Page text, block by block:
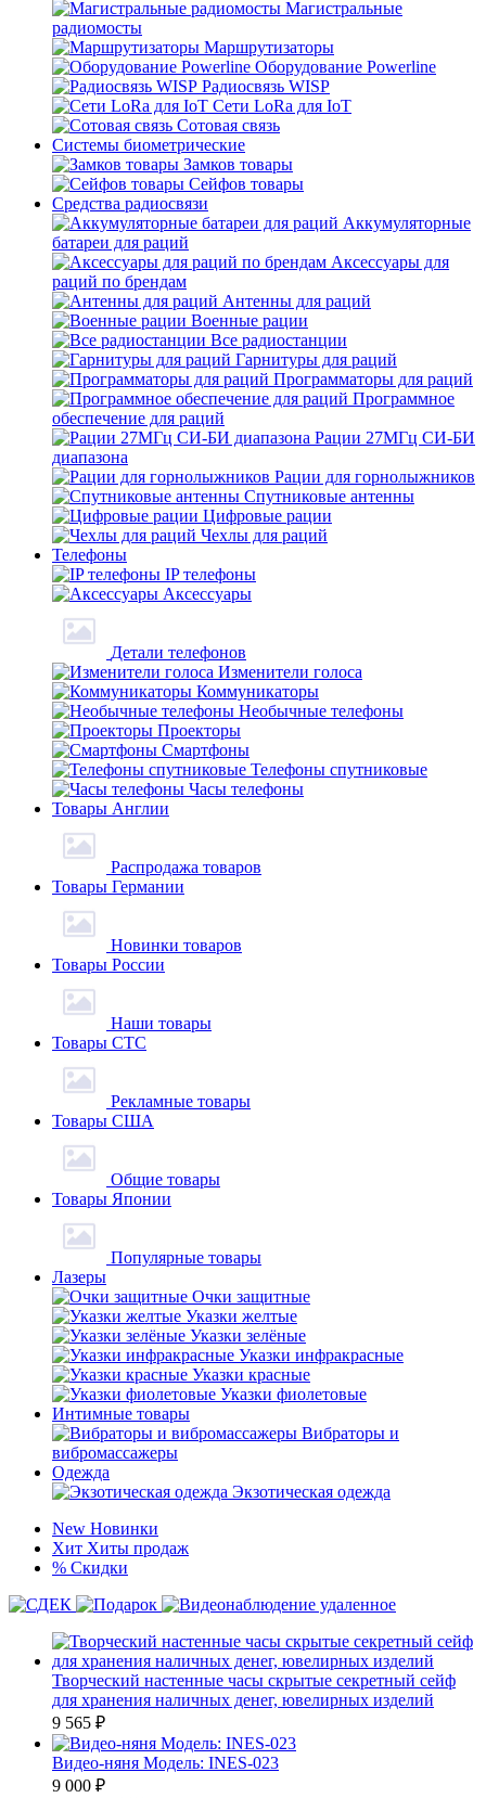
Магистральные
радиомосты
Маршрутизаторы
Оборудование Powerline
Радиосвязь WISP
Сети LoRa для IoT
Сотовая связь
Системы биометрические
Замков товары
Сейфов товары
Средства радиосвязи
Аккумуляторные
батареи для раций
Аксессуары для
раций по брендам
Антенны для раций
Военные рации
Все радиостанции
Гарнитуры для раций
Программаторы для раций
Программное
обеспечение для раций
Рации 27МГц СИ-БИ
диапазона
Рации для горнолыжников
Спутниковые антенны
Цифровые рации
Чехлы для раций
Телефоны
IP телефоны
Аксессуары
Детали телефонов
Изменители голоса
Коммуникаторы
Необычные телефоны
Проекторы
Смартфоны
Телефоны спутниковые
Часы телефоны
Товары Англии
Распродажа товаров
Товары Германии
Новинки товаров
Товары России
Наши товары
Товары СТС
Рекламные товары
Товары США
Общие товары
Товары Японии
Популярные товары
Лазеры
Очки защитные
Указки желтые
Указки зелёные
Указки инфракрасные
Указки красные
Указки фиолетовые
Интимные товары
Вибраторы и
вибромассажеры
Одежда
Экзотическая одежда
New Новинки
Хит Хиты продаж
% Скидки
Творческий настенные часы скрытые секретный сейф
для хранения наличных денег, ювелирных изделий
9 565 ₽
Видео-няня Модель: INES-023
9 000 ₽